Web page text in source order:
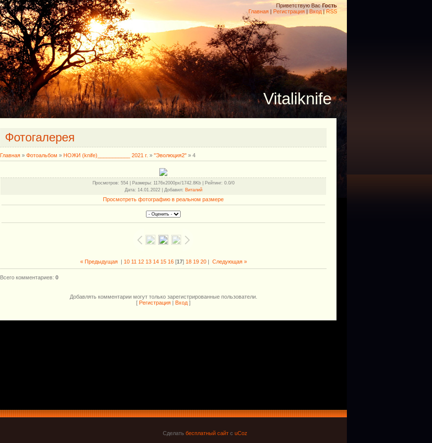
Приветствую Вас Гость
Главная | Регистрация | Вход|RSS
Vitaliknife
Фотогалерея
Главная » Фотоальбом » НОЖИ (knife)___________ 2021 г. » "Эволюция2" » 4
Просмотров: 554 | Размеры: 1176x2000px/1742.8Kb | Рейтинг: 0.0/0
Дата: 14.01.2022 | Добавил: Виталий
Просмотреть фотографию в реальном размере
« Предыдущая| 10 11 12 13 14 15 16[17] 18 19 20| Следующая »
Всего комментариев: 0
Добавлять комментарии могут только зарегистрированные пользователи.
[ Регистрация Вход ]
Сделать бесплатный сайт с uCoz